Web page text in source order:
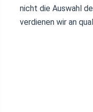
nicht die Auswahl
verdienen wir an